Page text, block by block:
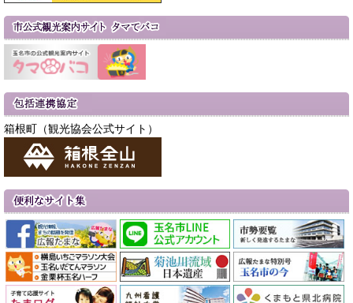
箱根町（観光協会公式サイト）